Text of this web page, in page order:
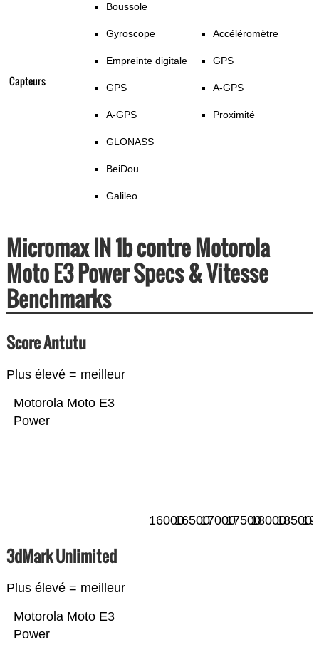
Capteurs
Boussole
Gyroscope
Empreinte digitale
GPS
A-GPS
GLONASS
BeiDou
Galileo
Accéléromètre
GPS
A-GPS
Proximité
Micromax IN 1b contre Motorola
Moto E3 Power Specs & Vitesse
Benchmarks
Score Antutu
Plus élevé = meilleur
Motorola Moto E3
Power
160001650017000175001800018500
3dMark Unlimited
Plus élevé = meilleur
Motorola Moto E3
Power